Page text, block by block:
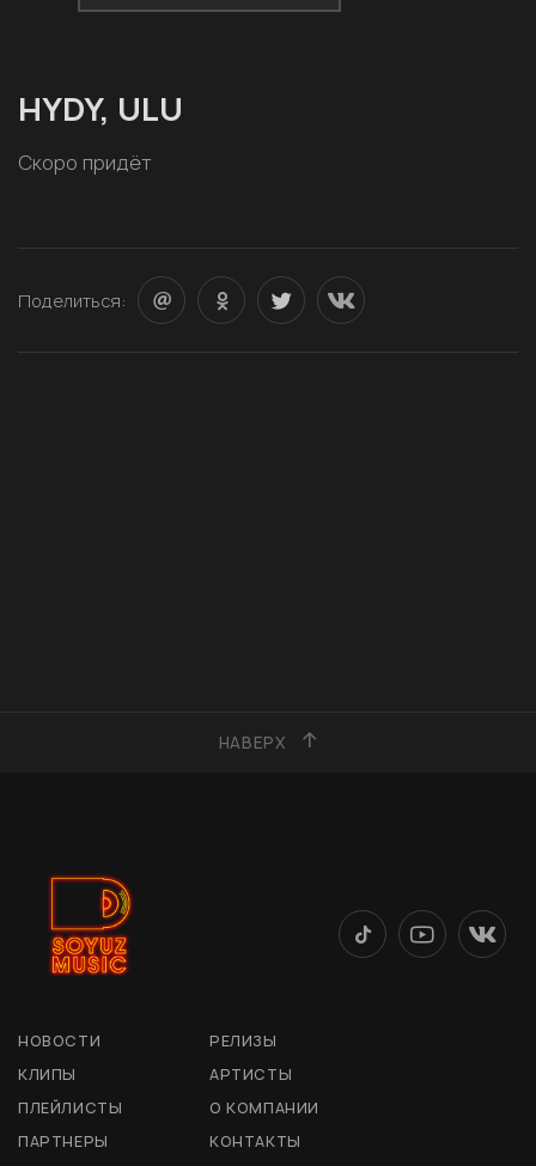
HYDY, ULU
Скоро придёт
Поделиться:
НАВЕРХ
НОВОСТИ
РЕЛИЗЫ
КЛИПЫ
АРТИСТЫ
ПЛЕЙЛИСТЫ
О КОМПАНИИ
ПАРТНЕРЫ
КОНТАКТЫ